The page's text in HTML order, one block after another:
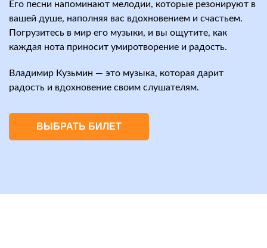
Его песни напоминают мелодии, которые резонируют в
вашей душе, наполняя вас вдохновением и счастьем.
Погрузитесь в мир его музыки, и вы ощутите, как
каждая нота приносит умиротворение и радость.
Владимир Кузьмин — это музыка, которая дарит
радость и вдохновение своим слушателям.
ВЫБРАТЬ БИЛЕТ